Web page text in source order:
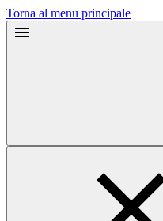
Torna al menu principale